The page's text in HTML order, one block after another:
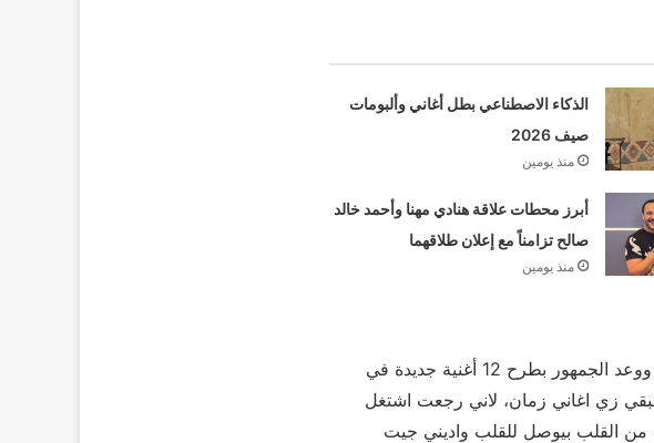
الذكاء الاصطناعي بطل أغاني وألبومات
صيف 2026
منذ يومين
أبرز محطات علاقة هنادي مهنا وأحمد خالد
صالح تزامناً مع إعلان طلاقهما
منذ يومين
وافتتح رامي جمال أغانيه الجديدة في نهاية 2023 بأغنية “جيت متأخر”، ووعد الجمهور بطرح 12 أغنية جديدة في
هتبقي زي اغاني زمان، لاني رجعت اشتغل
من القلب بيوصل للقلب واديني جيت